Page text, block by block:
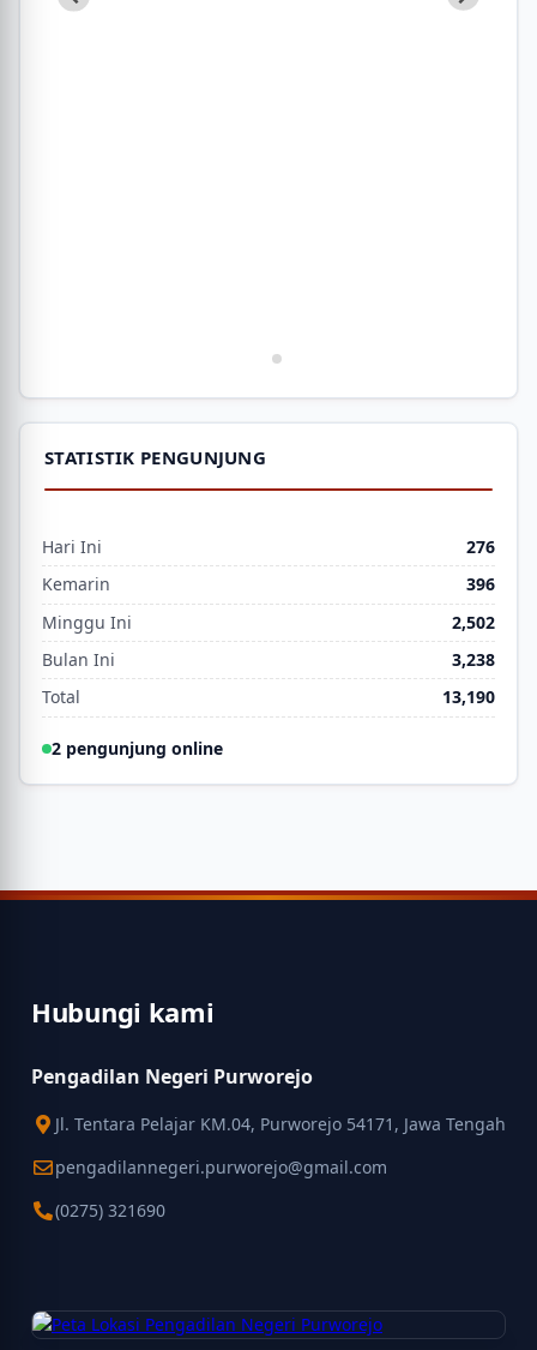
STATISTIK PENGUNJUNG
Hari Ini
276
Kemarin
396
Minggu Ini
2,502
Bulan Ini
3,238
Total
13,190
2 pengunjung online
Hubungi kami
Pengadilan Negeri Purworejo
Jl. Tentara Pelajar KM.04, Purworejo 54171, Jawa Tengah
pengadilannegeri.purworejo@gmail.com
(0275) 321690
Peta Pengadilan